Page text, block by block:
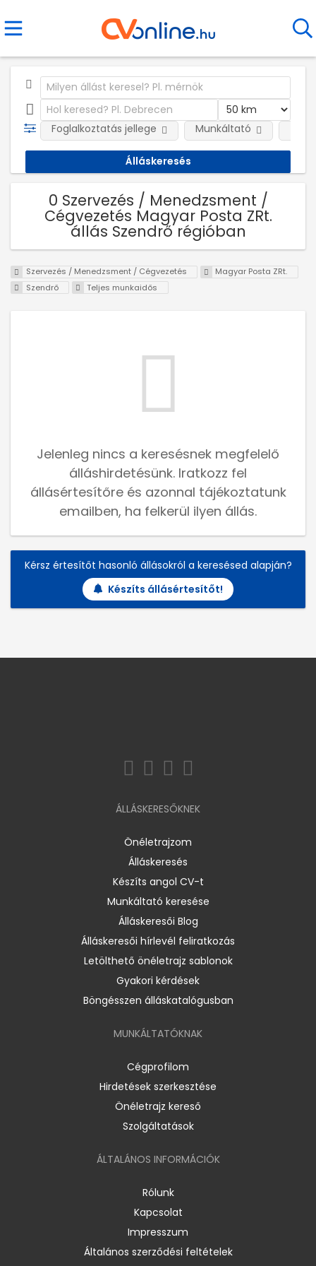
Foglalkoztatás jellege Munkáltató
0 Szervezés / Menedzsment /
Cégvezetés Magyar Posta ZRt.
állás Szendrő régióban
Szervezés / Menedzsment / Cégvezetés
Magyar Posta ZRt.
Szendrő
Teljes munkaidős
Jelenleg nincs a keresésnek megfelelő
álláshirdetésünk. Iratkozz fel
állásértesítőre és azonnal tájékoztatunk
emailben, ha felkerül ilyen állás.
Kérsz értesítőt hasonló állásokról a keresésed alapján?
Készíts állásértesítőt!
ÁLLÁSKERESŐKNEK
Önéletrajzom
Álláskeresés
Készíts angol CV-t
Munkáltató keresése
Álláskeresői Blog
Álláskeresői hírlevél feliratkozás
Letölthető önéletrajz sablonok
Gyakori kérdések
Böngésszen álláskatalógusban
MUNKÁLTATÓKNAK
Cégprofilom
Hirdetések szerkesztése
Önéletrajz kereső
Szolgáltatások
ÁLTALÁNOS INFORMÁCIÓK
Rólunk
Kapcsolat
Impresszum
Általános szerződési feltételek